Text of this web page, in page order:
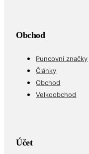
Obchod
Puncovní značky
Články
Obchod
Velkoobchod
Účet